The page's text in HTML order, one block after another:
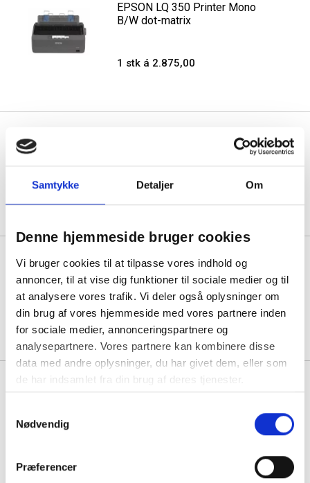
Samtykke Detaljer Om
Denne hjemmeside bruger cookies
Vi bruger cookies til at tilpasse vores indhold og
annoncer, til at vise dig funktioner til sociale medier og til
at analysere vores trafik. Vi deler også oplysninger om
din brug af vores hjemmeside med vores partnere inden
for sociale medier, annonceringspartnere og
analysepartnere. Vores partnere kan kombinere disse
data med andre oplysninger, du har givet dem, eller som
de har indsamlet fra din brug af deres tjenester.
Nødvendig
Præferencer
EPSON LQ 350 Printer Mono
B/W dot-matrix
1 stk á 2.875,00
1 stk á 3.011,25
OKI ML5590eco Dot Matrix
Printer 24 pins
1 stk á 8.743,75
Se også vores udvalg afBlækpatroner,